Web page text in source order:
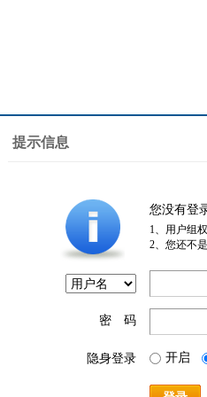
提示信息
您没有登
1、用户组
2、您还不
密 码
隐身登录 开启